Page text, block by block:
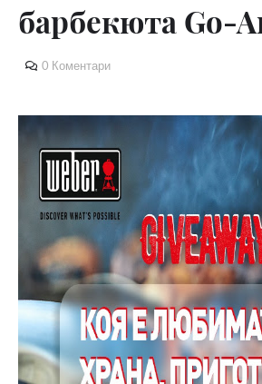
барбекюта Go-
0 Коментари